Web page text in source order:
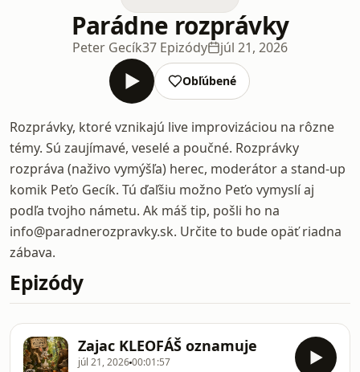
Parádne rozprávky
Peter Gecík37 Epizódy júl 21, 2026
Obľúbené
Rozprávky, ktoré vznikajú live improvizáciou na rôzne
témy. Sú zaujímavé, veselé a poučné. Rozprávky
rozpráva (naživo vymýšľa) herec, moderátor a stand-up
komik Peťo Gecík. Tú ďaľšiu možno Peťo vymyslí aj
podľa tvojho námetu. Ak máš tip, pošli ho na
info@paradnerozpravky.sk. Určite to bude opäť riadna
zábava.
Epizódy
Zajac KLEOFÁŠ oznamuje
júl 21, 202600:01:57